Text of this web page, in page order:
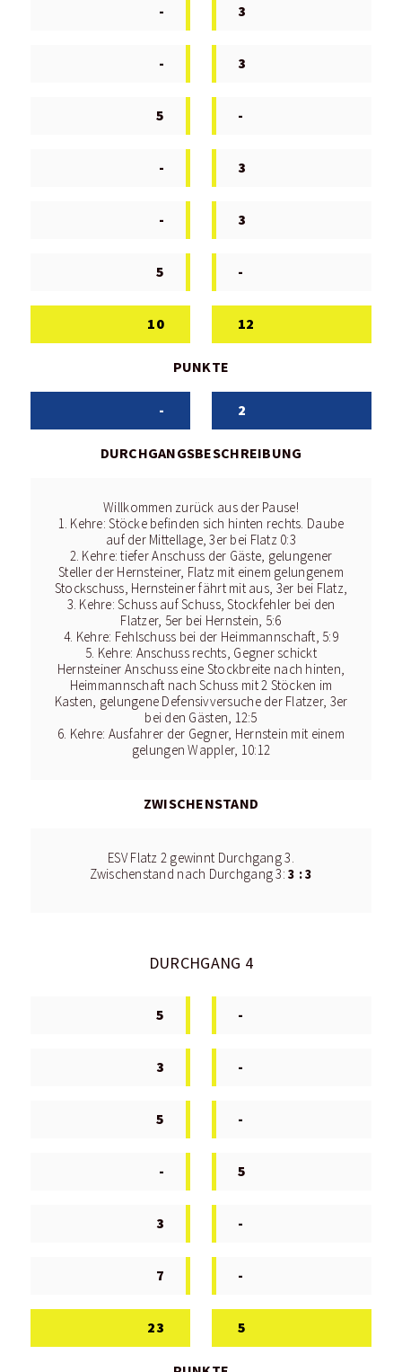
- 3
- 3
5 -
- 3
- 3
5 -
10 12
PUNKTE
- 2
DURCHGANGSBESCHREIBUNG
Willkommen zurück aus der Pause!
1. Kehre: Stöcke befinden sich hinten rechts. Daube
auf der Mittellage, 3er bei Flatz 0:3
2. Kehre: tiefer Anschuss der Gäste, gelungener
Steller der Hernsteiner, Flatz mit einem gelungenem
Stockschuss, Hernsteiner fährt mit aus, 3er bei Flatz,
3. Kehre: Schuss auf Schuss, Stockfehler bei den
Flatzer, 5er bei Hernstein, 5:6
4. Kehre: Fehlschuss bei der Heimmannschaft, 5:9
5. Kehre: Anschuss rechts, Gegner schickt
Hernsteiner Anschuss eine Stockbreite nach hinten,
Heimmannschaft nach Schuss mit 2 Stöcken im
Kasten, gelungene Defensivversuche der Flatzer, 3er
bei den Gästen, 12:5
6. Kehre: Ausfahrer der Gegner, Hernstein mit einem
gelungen Wappler, 10:12
ZWISCHENSTAND
ESV Flatz 2 gewinnt Durchgang 3.
Zwischenstand nach Durchgang 3:3 : 3
DURCHGANG 4
5 -
3 -
5 -
- 5
3 -
7 -
23 5